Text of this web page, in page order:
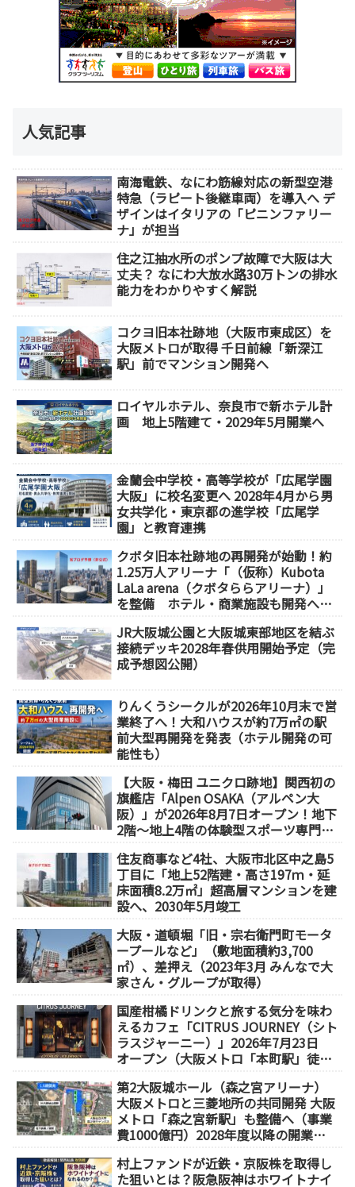
人気記事
南海電鉄、なにわ筋線対応の新型空港
特急（ラピート後継車両）を導入へ デ
ザインはイタリアの「ピニンファリー
ナ」が担当
住之江抽水所のポンプ故障で大阪は大
丈夫？ なにわ大放水路30万トンの排水
能力をわかりやすく解説
コクヨ旧本社跡地（大阪市東成区）を
大阪メトロが取得 千日前線「新深江
駅」前でマンション開発へ
ロイヤルホテル、奈良市で新ホテル計
画 地上5階建て・2029年5月開業へ
金蘭会中学校・高等学校が「広尾学園
大阪」に校名変更へ 2028年4月から男
女共学化・東京都の進学校「広尾学
園」と教育連携
クボタ旧本社跡地の再開発が始動！約
1.25万人アリーナ「（仮称）Kubota
LaLa arena（クボタららアリーナ）」
を整備 ホテル・商業施設も開発へ
JR大阪城公園と大阪城東部地区を結ぶ
接続デッキ2028年春供用開始予定（完
成予想図公開）
りんくうシークルが2026年10月末で営
業終了へ！大和ハウスが約7万㎡の駅
前大型再開発を発表（ホテル開発の可
能性も）
【大阪・梅田 ユニクロ跡地】関西初の
旗艦店「Alpen OSAKA（アルペン大
阪）」が2026年8月7日オープン！地下
2階～地上4階の体験型スポーツ専門店
住友商事など4社、大阪市北区中之島5
丁目に「地上52階建・高さ197ｍ・延
床面積8.2万㎡」超高層マンションを建
設へ、2030年5月竣工
大阪・道頓堀「旧・宗右衛門町モータ
ープールなど」（敷地面積約3,700
㎡）、差押え（2023年3月 みんなで大
家さん・グループが取得）
国産柑橘ドリンクと旅する気分を味わ
えるカフェ「CITRUS JOURNEY（シト
ラスジャーニー）」2026年7月23日
オープン（大阪メトロ「本町駅」徒歩
第2大阪城ホール（森之宮アリーナ）
大阪メトロと三菱地所の共同開発 大阪
メトロ「森之宮新駅」も整備へ（事業
費1000億円）2028年度以降の開業
村上ファンドが近鉄・京阪株を取得し
た狙いとは？阪急阪神はホワイトナイ